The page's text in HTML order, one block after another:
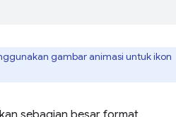
gambar animasi untuk ikon